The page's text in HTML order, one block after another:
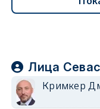
Лица
Кримкер